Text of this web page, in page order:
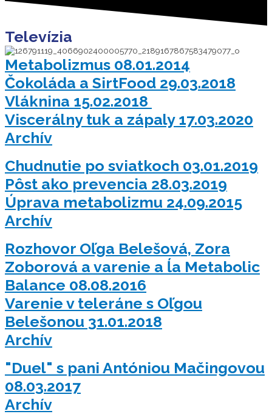
Televízia
Metabolizmus 08.01.2014
Čokoláda a SirtFood 29.03.2018
Vláknina 15.02.2018
Viscerálny tuk a zápaly 17.03.2020
Archív
Chudnutie po sviatkoch 03.01.2019
Pôst ako prevencia 28.03.2019
Úprava metabolizmu 24.09.2015
Archív
Rozhovor Oľga Belešová, Zora
Zoborová a varenie a ĺa Metabolic
Balance 08.08.2016
Varenie v teleráne s Oľgou
Belešonou 31.01.2018
Archív
"Duel" s pani Antóniou Mačingovou
08.03.2017
Archív